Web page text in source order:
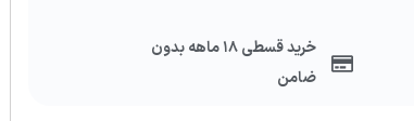
خرید قسطی ۱۸ ماهه بدون
ضامن